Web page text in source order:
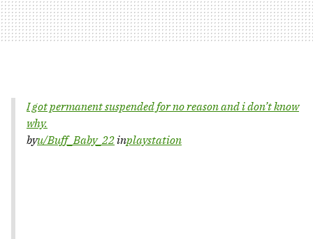
I got permanent suspended for no reason and i don’t know
why.
byu/Buff_Baby_22 inplaystation